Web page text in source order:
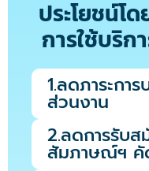
ประโยชน์โ
การใช้บริก
1.ลดภาระกา
ส่วนงาน
2.ลดการรับส
สัมภาษณ์ฯ คั